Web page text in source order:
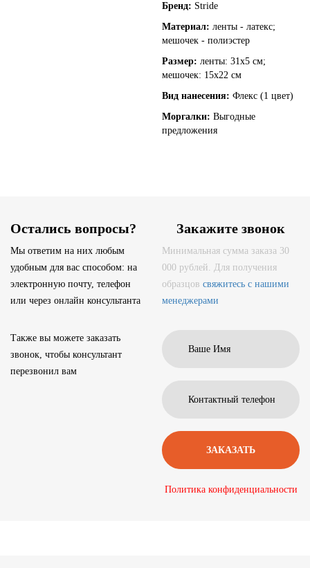
Бренд: Stride
Материал: ленты - латекс;
мешочек - полиэстер
Размер: ленты: 31х5 см;
мешочек: 15х22 см
Вид нанесения: Флекс (1 цвет)
Моргалки: Выгодные
предложения
Остались вопросы?
Мы ответим на них любым
удобным для вас способом: на
электронную почту, телефон
или через онлайн консультанта
Также вы можете заказать
звонок, чтобы консультант
перезвонил вам
Закажите звонок
Минимальная сумма заказа 30
000 рублей. Для получения
образцов свяжитесь с нашими
менеджерами
Политика конфиденциальности